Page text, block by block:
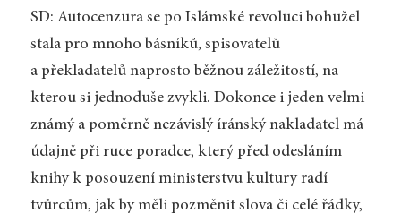
SD: Autocenzura se po Islámské revoluci bohužel
stala pro mnoho básníků, spisovatelů
a překladatelů naprosto běžnou záležitostí, na
kterou si jednoduše zvykli. Dokonce i jeden velmi
známý a poměrně nezávislý íránský nakladatel má
údajně při ruce poradce, který před odesláním
knihy k posouzení ministerstvu kultury radí
tvůrcům, jak by měli pozměnit slova či celé řádky,